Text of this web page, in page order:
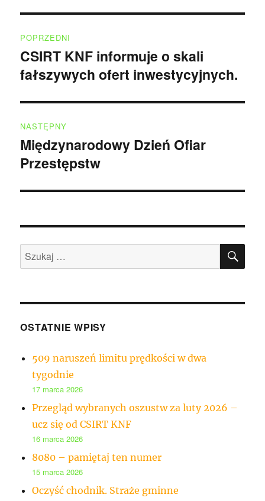
wpisu
POPRZEDNI
Poprzedni
wpis:
CSIRT KNF informuje o skali
fałszywych ofert inwestycyjnych.
NASTĘPNY
Następny
wpis:
Międzynarodowy Dzień Ofiar
Przestępstw
Szukaj:
OSTATNIE WPISY
509 naruszeń limitu prędkości w dwa
tygodnie
17 marca 2026
Przegląd wybranych oszustw za luty 2026 –
ucz się od CSIRT KNF
16 marca 2026
8080 – pamiętaj ten numer
15 marca 2026
Oczyść chodnik. Straże gminne